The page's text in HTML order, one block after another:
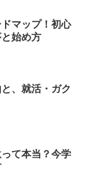
マップ！初心
始め方
、就活・ガク
て本当？今学